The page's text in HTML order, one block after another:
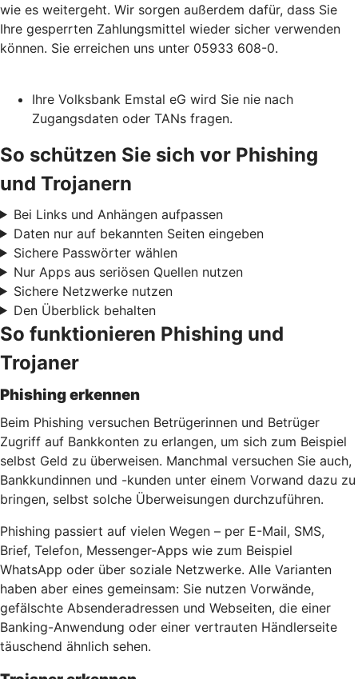
wie es weitergeht. Wir sorgen außerdem dafür, dass Sie
Ihre gesperrten Zahlungsmittel wieder sicher verwenden
können. Sie erreichen uns unter 05933 608-0.
Ihre Volksbank Emstal eG wird Sie nie nach
Zugangsdaten oder TANs fragen.
So schützen Sie sich vor Phishing
und Trojanern
Bei Links und Anhängen aufpassen
Daten nur auf bekannten Seiten eingeben
Sichere Passwörter wählen
Nur Apps aus seriösen Quellen nutzen
Sichere Netzwerke nutzen
Den Überblick behalten
So funktionieren Phishing und
Trojaner
Phishing erkennen
Beim Phishing versuchen Betrügerinnen und Betrüger
Zugriff auf Bankkonten zu erlangen, um sich zum Beispiel
selbst Geld zu überweisen. Manchmal versuchen Sie auch,
Bankkundinnen und -kunden unter einem Vorwand dazu zu
bringen, selbst solche Überweisungen durchzuführen.
Phishing passiert auf vielen Wegen – per E-Mail, SMS,
Brief, Telefon, Messenger-Apps wie zum Beispiel
WhatsApp oder über soziale Netzwerke. Alle Varianten
haben aber eines gemeinsam: Sie nutzen Vorwände,
gefälschte Absenderadressen und Webseiten, die einer
Banking-Anwendung oder einer vertrauten Händlerseite
täuschend ähnlich sehen.